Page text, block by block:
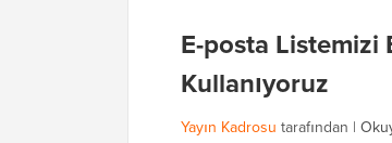
E-posta Listemizi
Kullanıyoruz
Yayın Kadrosu tarafından |